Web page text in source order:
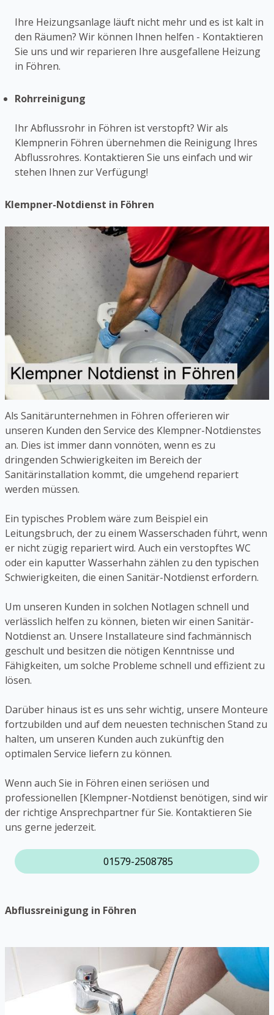
Ihre Heizungsanlage läuft nicht mehr und es ist kalt in
den Räumen? Wir können Ihnen helfen - Kontaktieren
Sie uns und wir reparieren Ihre ausgefallene Heizung
in Föhren.
Rohrreinigung
Ihr Abflussrohr in Föhren ist verstopft? Wir als
Klempnerin Föhren übernehmen die Reinigung Ihres
Abflussrohres. Kontaktieren Sie uns einfach und wir
stehen Ihnen zur Verfügung!
Klempner-Notdienst in Föhren
Als Sanitärunternehmen in Föhren offerieren wir
unseren Kunden den Service des Klempner-Notdienstes
an. Dies ist immer dann vonnöten, wenn es zu
dringenden Schwierigkeiten im Bereich der
Sanitärinstallation kommt, die umgehend repariert
werden müssen.
Ein typisches Problem wäre zum Beispiel ein
Leitungsbruch, der zu einem Wasserschaden führt, wenn
er nicht zügig repariert wird. Auch ein verstopftes WC
oder ein kaputter Wasserhahn zählen zu den typischen
Schwierigkeiten, die einen Sanitär-Notdienst erfordern.
Um unseren Kunden in solchen Notlagen schnell und
verlässlich helfen zu können, bieten wir einen Sanitär-
Notdienst an. Unsere Installateure sind fachmännisch
geschult und besitzen die nötigen Kenntnisse und
Fähigkeiten, um solche Probleme schnell und effizient zu
lösen.
Darüber hinaus ist es uns sehr wichtig, unsere Monteure
fortzubilden und auf dem neuesten technischen Stand zu
halten, um unseren Kunden auch zukünftig den
optimalen Service liefern zu können.
Wenn auch Sie in Föhren einen seriösen und
professionellen [Klempner-Notdienst benötigen, sind wir
der richtige Ansprechpartner für Sie. Kontaktieren Sie
uns gerne jederzeit.
01579-2508785
Abflussreinigung in Föhren